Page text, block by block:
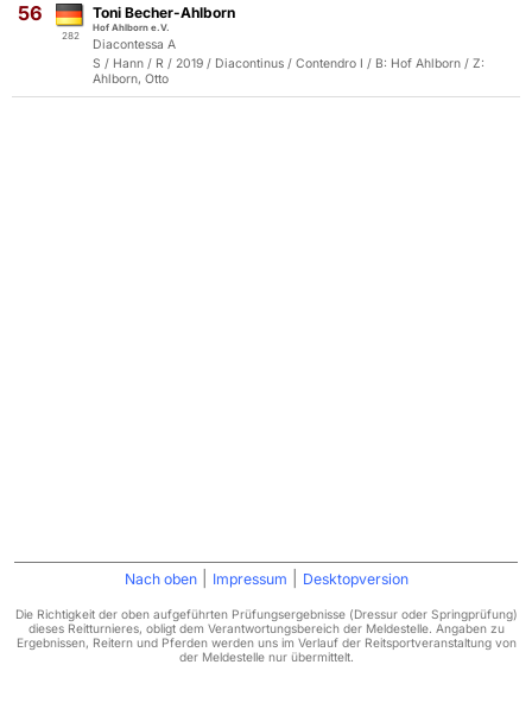
56
282
Toni Becher-Ahlborn
Hof Ahlborn e.V.
Diacontessa A
S / Hann / R / 2019 / Diacontinus / Contendro I / B: Hof Ahlborn / Z:
Ahlborn, Otto
Nach oben Impressum Desktopversion
Die Richtigkeit der oben aufgeführten Prüfungsergebnisse (Dressur oder Springprüfung)
dieses Reitturnieres, obligt dem Verantwortungsbereich der Meldestelle. Angaben zu
Ergebnissen, Reitern und Pferden werden uns im Verlauf der Reitsportveranstaltung von
der Meldestelle nur übermittelt.